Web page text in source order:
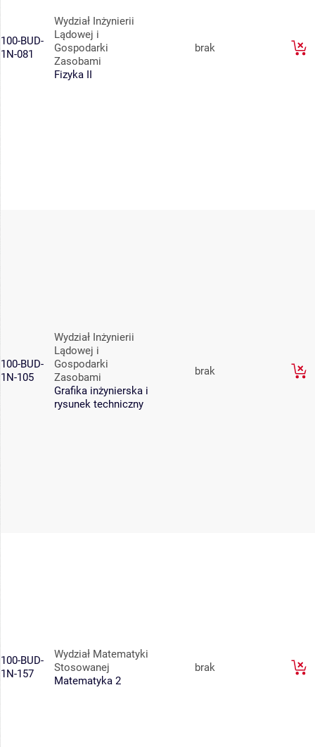
100-BUD-
1N-081
Wydział Inżynierii
Lądowej i
Gospodarki
Zasobami
Fizyka II
brak
100-BUD-
1N-105
Wydział Inżynierii
Lądowej i
Gospodarki
Zasobami
Grafika inżynierska i
rysunek techniczny
brak
100-BUD-
1N-157
Wydział Matematyki
Stosowanej
Matematyka 2
brak